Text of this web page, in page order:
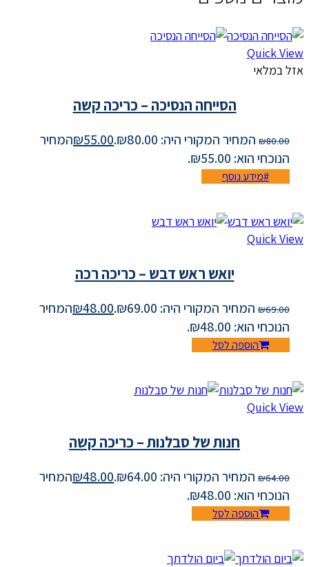
Quick View
אזל במלאי
הסייחה הנסיכה – כריכה קשה
₪80.00 המחיר המקורי היה: ₪80.00. ₪55.00
המחיר
הנוכחי הוא: ₪55.00.
מידע נוסף
Quick View
יואש ראש דבש – כריכה רכה
₪69.00 המחיר המקורי היה: ₪69.00. ₪48.00
המחיר
הנוכחי הוא: ₪48.00.
הוספה לסל
Quick View
חנות של סבלנות – כריכה קשה
₪64.00 המחיר המקורי היה: ₪64.00. ₪48.00
המחיר
הנוכחי הוא: ₪48.00.
הוספה לסל